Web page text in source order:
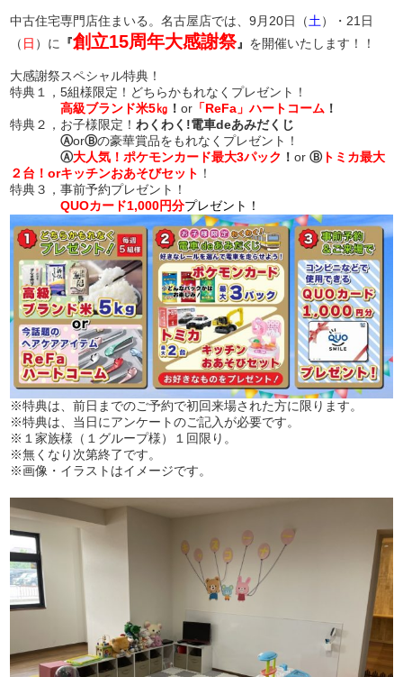
中古住宅専門店住まいる。名古屋店では、9月20日（土）・21日
（ 日 ）に 『創立15周年大感謝祭』 を開催いたします！！
大感謝祭スペシャル特典！
特典１，5組様限定！どちらかもれなくプレゼント！
高級ブランド米5㎏ ！or 「ReFa」ハートコーム ！
特典２，お子様限定！ わくわく!電車deあみだくじ
ⒶorⒷの豪華賞品をもれなくプレゼント！
Ⓐ大人気！ポケモンカード最大3パック ！orⒷトミカ最大
２台！orキッチンおあそびセット ！
特典３，事前予約プレゼント！
QUOカード1,000円分プレゼント！
※特典は、前日までのご予約で初回来場された方に限ります。
※特典は、当日にアンケートのご記入が必要です。
※１家族様（１グループ様）１回限り。
※無くなり次第終了です。
※画像・イラストはイメージです。